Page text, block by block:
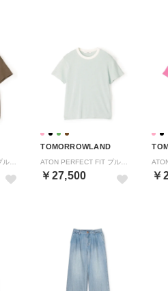
TOMORROWLAND
￥27,500 ￥